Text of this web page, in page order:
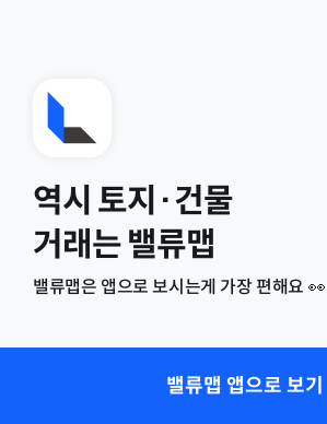
역시 토지·건물
거래는 밸류맵
밸류맵은 앱으로 보시는게 가장 편해요 👀
밸류맵 앱으로 보기